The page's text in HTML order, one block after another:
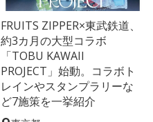
FRUITS ZIPPER×東武鉄道、
約3カ月の大型コラボ
「TOBU KAWAII
PROJECT」始動。コラボト
レインやスタンプラリーな
ど7施策を一挙紹介